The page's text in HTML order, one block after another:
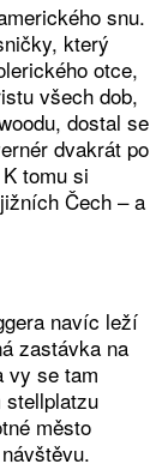
snu.
který
otce,
všech dob,
dostal se
dvakrát po
tomu si
Čech – a
navíc leží
zastávka na
vy se tam
stellplatzu
město